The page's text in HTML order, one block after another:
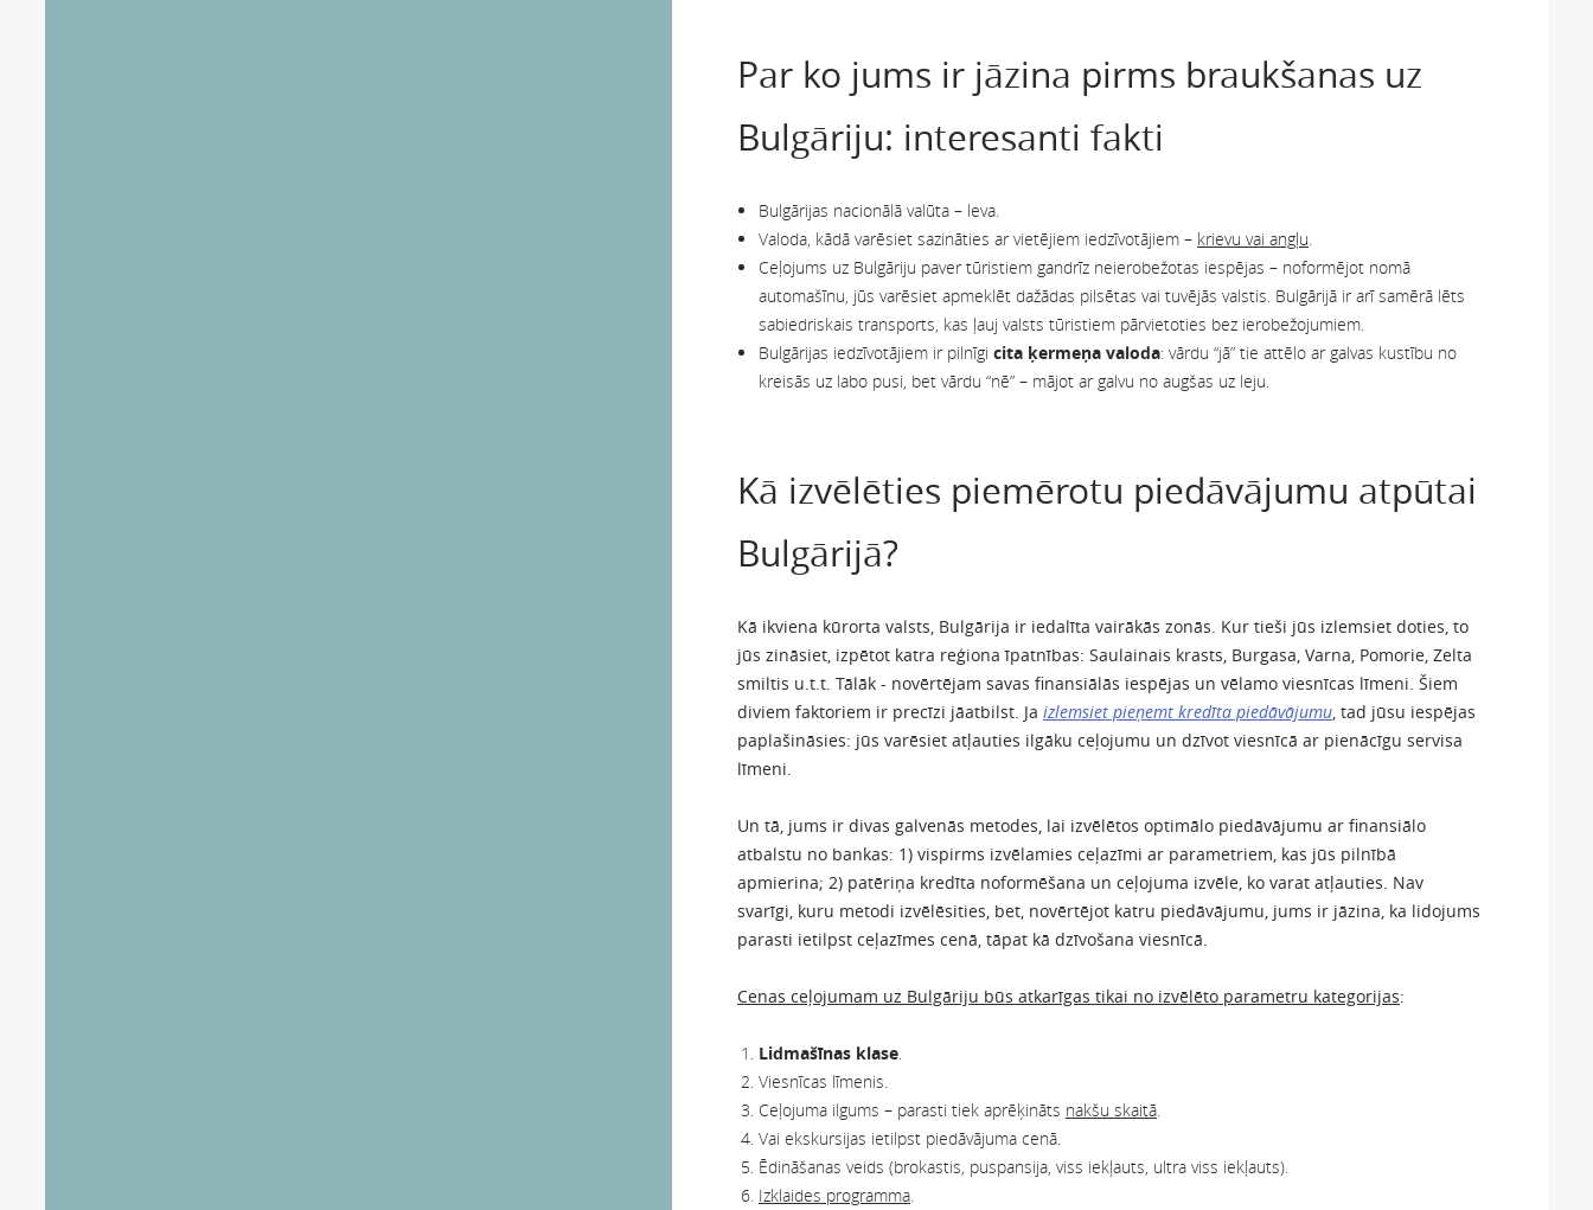
Par ko jums ir jāzina pirms braukšanas uz
Bulgāriju: interesanti fakti
Bulgārijas nacionālā valūta – leva.
Valoda, kādā varēsiet sazināties ar vietējiem iedzīvotājiem – krievu vai angļu
Ceļojums uz Bulgāriju paver tūristiem gandrīz neierobežotas iespējas – noformējot nomā
automašīnu, jūs varēsiet apmeklēt dažādas pilsētas vai tuvējās valstis. Bulgārijā ir arī samērā lēts
sabiedriskais transports, kas ļauj valsts tūristiem pārvietoties bez ierobežojumiem.
Bulgārijas iedzīvotājiem ir pilnīgi cita ķermeņa valoda: vārdu “jā” tie attēlo ar galvas kustību no
kreisās uz labo pusi, bet vārdu “nē” – mājot ar galvu no augšas uz leju.
Kā izvēlēties piemērotu piedāvājumu atpūtai
Bulgārijā?
Kā ikviena kūrorta valsts, Bulgārija ir iedalīta vairākās zonās. Kur tieši jūs izlemsiet doties, to
jūs zināsiet, izpētot katra reģiona īpatnības: Saulainais krasts, Burgasa, Varna, Pomorie, Zelta
smiltis u.t.t. Tālāk - novērtējam savas finansiālās iespējas un vēlamo viesnīcas līmeni. Šiem
diviem faktoriem ir precīzi jāatbilst. Ja izlemsiet pieņemt kredīta piedāvājumu , tad jūsu iespējas
paplašināsies: jūs varēsiet atļauties ilgāku ceļojumu un dzīvot viesnīcā ar pienācīgu servisa
līmeni.
Un tā, jums ir divas galvenās metodes, lai izvēlētos optimālo piedāvājumu ar finansiālo
atbalstu no bankas: 1) vispirms izvēlamies ceļazīmi ar parametriem, kas jūs pilnībā
apmierina; 2) patēriņa kredīta noformēšana un ceļojuma izvēle, ko varat atļauties. Nav
svarīgi, kuru metodi izvēlēsities, bet, novērtējot katru piedāvājumu, jums ir jāzina, ka lidojums
parasti ietilpst ceļazīmes cenā, tāpat kā dzīvošana viesnīcā.
Cenas ceļojumam uz Bulgāriju būs atkarīgas tikai no izvēlēto parametru kategorijas:
Lidmašīnas klase
Viesnīcas līmenis.
Ceļojuma ilgums – parasti tiek aprēķināts nakšu skaitā
Vai ekskursijas ietilpst piedāvājuma cenā.
Ēdināšanas veids (brokastis, puspansija, viss iekļauts, ultra viss iekļauts).
Izklaides programma